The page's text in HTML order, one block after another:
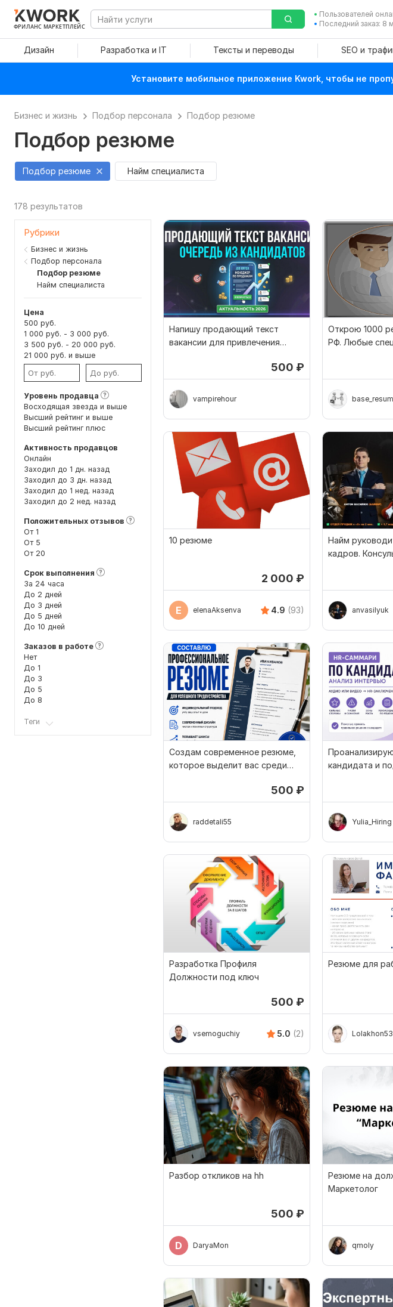
ФРИЛАНС МАРКЕТПЛЕЙС
Пользователей
Последний заказ: 8
Дизайн Разработка и IT Тексты и переводы SEO и
Установите мобильное приложение Kwork, чтобы не
Бизнес и жизнь Подбор персонала Подбор резюме
Подбор резюме
Подбор резюме Найм специалиста
178 результатов
Рубрики
Бизнес и жизнь
Подбор персонала
Подбор резюме
Найм специалиста
Цена
500 руб.
1 000 руб. - 3 000 руб.
3 500 руб. - 20 000 руб.
21 000 руб. и выше
Уровень продавца
Восходящая звезда и выше
Высший рейтинг и выше
Высший рейтинг плюс
Активность продавцов
Онлайн
Заходил до 1 дн. назад
Заходил до 3 дн. назад
Заходил до 1 нед. назад
Заходил до 2 нед. назад
Положительных отзывов
От 1
От 5
От 20
Срок выполнения
За 24 часа
До 2 дней
До 3 дней
До 5 дней
До 10 дней
Заказов в работе
Нет
До 1
До 3
До 5
До 8
Теги
Напишу продающий текст
вакансии для привлечения
500 ₽
vampirehour
Открою 1000
РФ. Любые
10 резюме
2 000 ₽
E elenaAksenva 4.9 (93)
Найм
кадров.
anvasilyuk
Создам современное резюме,
которое выделит вас среди
500 ₽
raddetali55
кандидата и
Yulia_Hiring
Разработка Профиля
Должности под ключ
500 ₽
vsemoguchiy 5.0 (2)
Резюме для
Разбор откликов на hh
500 ₽
D DaryaMon
Резюме на
Маркетолог
qmoly